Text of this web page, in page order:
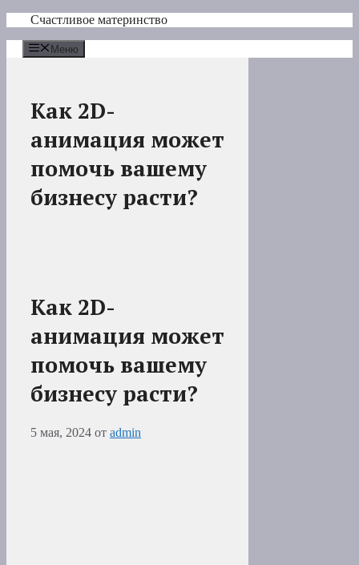
Перейти
содержимому
Счастливое материнство
Меню
Как 2D-
анимация может
помочь вашему
бизнесу расти?
Как 2D-
анимация может
помочь вашему
бизнесу расти?
5 мая, 2024 от admin